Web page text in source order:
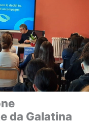
da Galatina